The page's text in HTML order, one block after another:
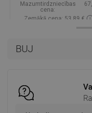
BUJ
Mazumtirdzniecības
cena:
Zemākā cena: 53,89 €